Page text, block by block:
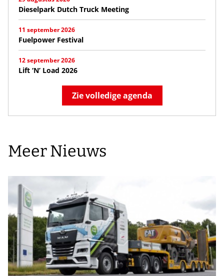
Dieselpark Dutch Truck Meeting
11 september 2026
Fuelpower Festival
12 september 2026
Lift ‘N’ Load 2026
Zie volledige agenda
Meer Nieuws